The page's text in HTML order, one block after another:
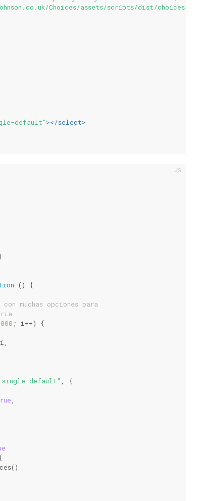
Choices/assets/scripts/dist/
default"></select>
( )
{
muchas opciones para
; i++) {
single-default" , {
,